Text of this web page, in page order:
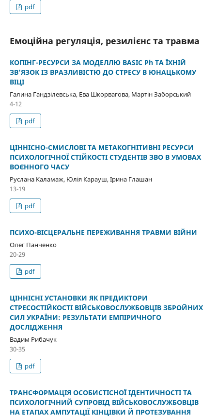
pdf
Емоційна регуляція, резилієнс та травма
КОПІНГ-РЕСУРСИ ЗА МОДЕЛЛЮ BASIC Ph ТА ЇХНІЙ
ЗВ'ЯЗОК ІЗ ВРАЗЛИВІСТЮ ДО СТРЕСУ В ЮНАЦЬКОМУ
ВІЦІ
Галина Гандзілевська, Ева Шкорвагова, Мартін Заборський
4-12
pdf
ЦІННІСНО-СМИСЛОВІ ТА МЕТАКОГНІТИВНІ РЕСУРСИ
ПСИХОЛОГІЧНОЇ СТІЙКОСТІ СТУДЕНТІВ ЗВО В УМОВАХ
ВОЄННОГО ЧАСУ
Руслана Каламаж, Юлія Карауш, Ірина Глашан
13-19
pdf
ПСИХО-ВІСЦЕРАЛЬНЕ ПЕРЕЖИВАННЯ ТРАВМИ ВІЙНИ
Олег Панченко
20-29
pdf
ЦІННІСНІ УСТАНОВКИ ЯК ПРЕДИКТОРИ
СТРЕСОСТІЙКОСТІ ВІЙСЬКОВОСЛУЖБОВЦІВ ЗБРОЙНИХ
СИЛ УКРАЇНИ: РЕЗУЛЬТАТИ ЕМПІРИЧНОГО
ДОСЛІДЖЕННЯ
Вадим Рибачук
30-35
pdf
ТРАНСФОРМАЦІЯ ОСОБИСТІСНОЇ ІДЕНТИЧНОСТІ ТА
ПСИХОЛОГІЧНИЙ СУПРОВІД ВІЙСЬКОВОСЛУЖБОВЦІВ
НА ЕТАПАХ АМПУТАЦІЇ КІНЦІВКИ Й ПРОТЕЗУВАННЯ